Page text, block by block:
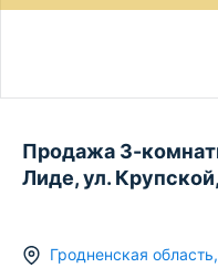
Продажа 3-
Лиде, ул.
Гродненская область,